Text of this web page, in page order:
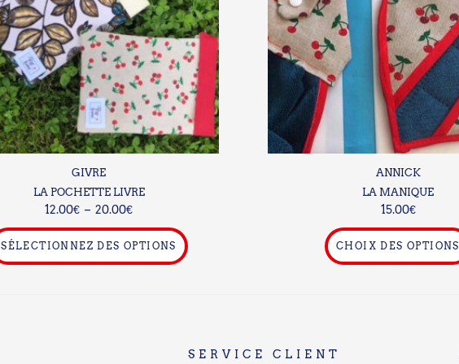
GIVRE
LA POCHETTE LIVRE
12.00€ – 20.00€
SÉLECTIONNEZ DES OPTIONS
options
peuvent
être
choisies
sur
la
page
du
ANNICK
LA MANIQUE
15.00€
CHOIX DES OPTIONS
SERVICE CLIENT